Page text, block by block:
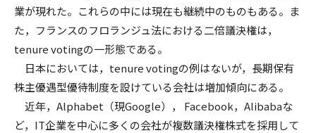
業が現れた。これらの中には現在も継続中のものもある。ま
た，フランスのフロランジュ法における二倍議決権は，
tenure votingの一形態である。
日本においては，tenure votingの例はないが，長期保有
株主優遇型優待制度を設けている会社は増加傾向にある。
近年，Alphabet（現Google）， Facebook，Alibabaな
ど，IT企業を中心に多くの会社が複数議決権株式を採用して